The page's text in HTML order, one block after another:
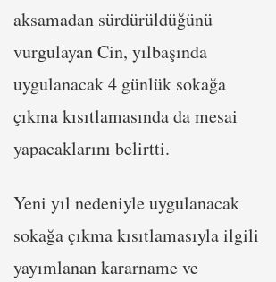
aksamadan sürdürüldüğünü
vurgulayan Cin, yılbaşında
uygulanacak 4 günlük sokağa
çıkma kısıtlamasında da mesai
yapacaklarını belirtti.
Yeni yıl nedeniyle uygulanacak
sokağa çıkma kısıtlamasıyla ilgili
yayımlanan kararname ve